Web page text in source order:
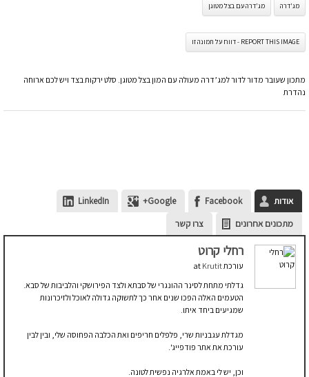
מג'דרה מג'דרה עם בצל מטוגן
REPORT THIS IMAGE - דווח על תמונה זו
מתכון שעובר מדור לדור למג’דרה מעולה עם המון בצל מטוגן. סלט ירקות בצד ויש לכם ארוחה
נהדרת
אודות Facebook
Google+
LinkedIn
מתכונים אחרונים
צרו קשר
רחלי קרוט
עורכת Krutit
גדלתי מתחת לסינר ההונגרי של סבתא ולצד הפירושקי והלביבות של סבא.
הטעמים האלה הפכו שנים אחר כך לתשוקה גדולה לאוכל ולזיכרונות
שמגיעים ביחד איתו.
מגדלת עגבניות שרי, פלפלים חריפים ואת הכלבה הפחוסה שלי, ובין לבין
עורכת את אתר פודפייג'.
וכן, יש לי באמת אלרגיה נפשית לטונה.